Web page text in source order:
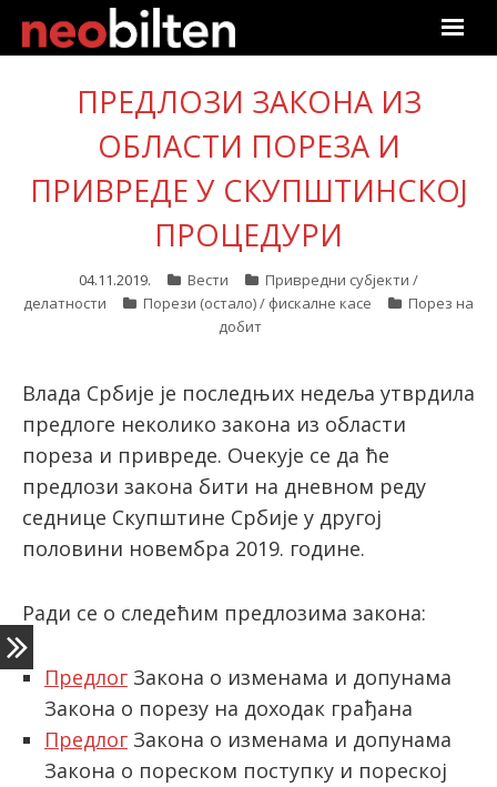
Почетна
Претрага
Актуелно
Линкови
Претплата
Пријава
ПРЕДЛОЗИ ЗАКОНА ИЗ
ОБЛАСТИ ПОРЕЗА И
ПРИВРЕДЕ У СКУПШТИНСКОЈ
ПРОЦЕДУРИ
04.11.2019. Вести
Привредни субјекти /
делатности
Порези (остало) / фискалне касе
Порез на
добит
Влада Србије је последњих недеља утврдила
предлоге неколико закона из области
пореза и привреде. Очекује се да ће
предлози закона бити на дневном реду
седнице Скупштине Србије у другој
половини новембра 2019. године.
Ради се о следећим предлозима закона:
Предлог Закона о изменама и допунама
Закона о порезу на доходак грађана
Предлог Закона о изменама и допунама
Закона о пореском поступку и пореској